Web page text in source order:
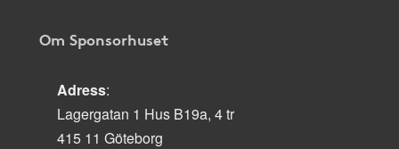
Om Sponsorhuset
Adress:
Lagergatan 1 Hus B19a, 4 tr
415 11 Göteborg